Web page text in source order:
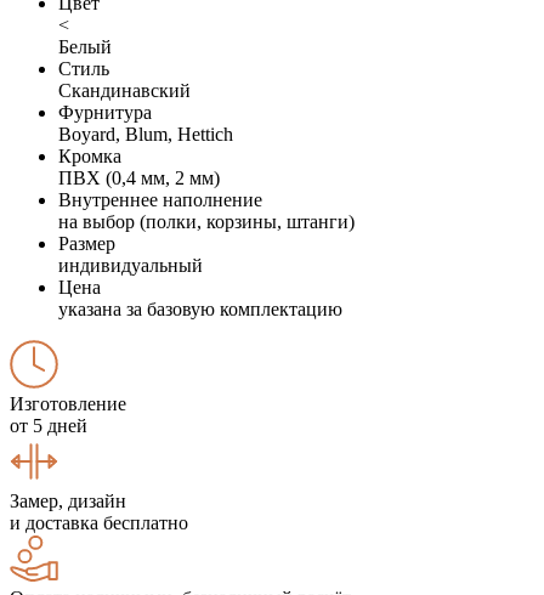
<
Белый
Стиль
Скандинавский
Фурнитура
Boyard, Blum, Hettich
Кромка
ПВХ (0,4 мм, 2 мм)
Внутреннее наполнение
на выбор (полки, корзины, штанги)
Размер
индивидуальный
Цена
указана за базовую комплектацию
Изготовление
от 5 дней
Замер, дизайн
и доставка бесплатно